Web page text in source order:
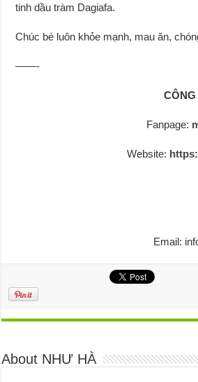
tinh dầu tràm Dagiafa.
Chúc bé luôn khỏe mạnh, mau ăn,
——-
Fanpage:
Website:
Email:
About NHƯ HÀ